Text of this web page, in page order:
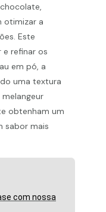
otimizar a
Este
refinar os
em pó, a
uma textura
obtenham um
sabor mais
com nossa